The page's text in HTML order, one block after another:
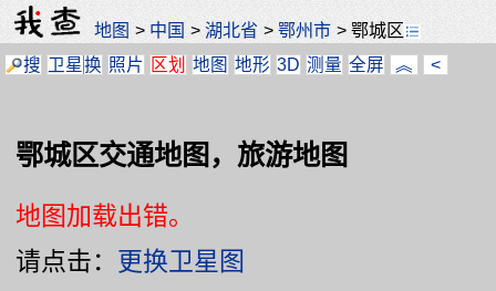
地图 > 中国 >湖北省 >鄂州市 >鄂城区
搜 卫星换 照片 区划 地图 地形 3D 测量 全屏 ︽ <
鄂城区交通地图，旅游地图
地图加载出错。
请点击： 更换卫星图